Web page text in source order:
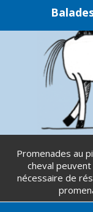
Promenades au pied du mont Aiguille. Nos promenades à
cheval
nécessaire de